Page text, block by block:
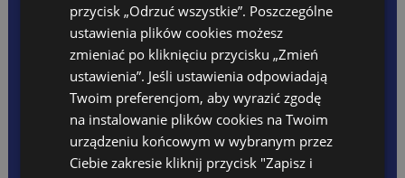
TEACHERS ZONE
Anglojęzyczna Szkoła Podstawowa
Szkoła Języka Angielskiego International House
TEL.: 33 818-12-62
KOM.: 505 668 923
W ramach wycieczki integracyjnej odwiedziliśmy
przycisk „Odrzuć wszystkie”. Poszczególne
ustawienia plików cookies możesz
zmieniać po kliknięciu przycisku „Zmień
ustawienia”. Jeśli ustawienia odpowiadają
Twoim preferencjom, aby wyrazić zgodę
na instalowanie plików cookies na Twoim
urządzeniu końcowym w wybranym przez
Ciebie zakresie kliknij przycisk "Zapisz i